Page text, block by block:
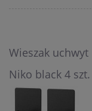
Wieszak
Niko black 4 szt.